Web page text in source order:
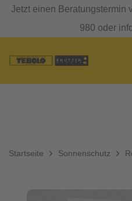
Jetzt einen Beratungstermin
980 oder
Startseite Sonnenschutz